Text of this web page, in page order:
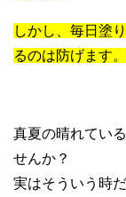
しかし、毎日塗
るのは防げます。
真夏の晴れてい
せんか？
実はそういう時